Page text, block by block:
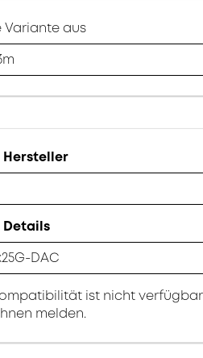
Variante aus
DAC
ist nicht
melden.